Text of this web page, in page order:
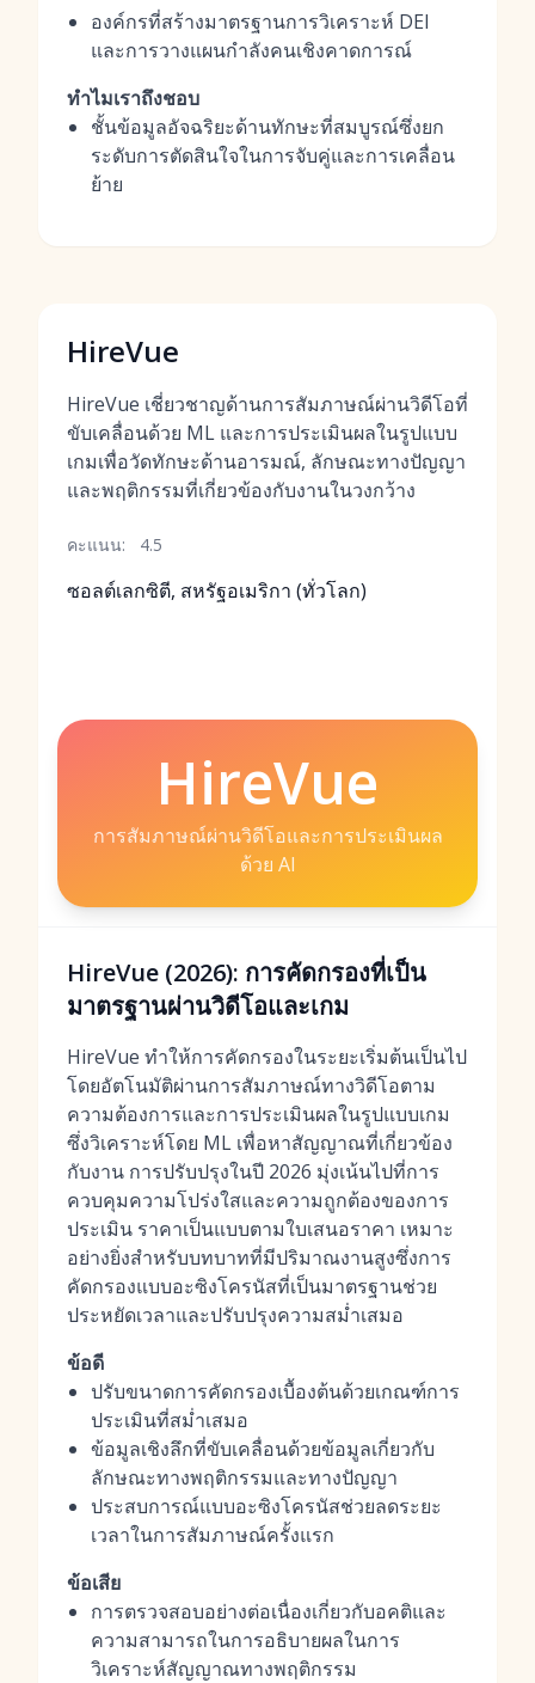
องค์กรที่สร้างมาตรฐานการวิเคราะห์ DEI
และการวางแผนกำลังคนเชิงคาดการณ์
ทำไมเราถึงชอบ
ชั้นข้อมูลอัจฉริยะด้านทักษะที่สมบูรณ์ซึ่งยก
ระดับการตัดสินใจในการจับคู่และการเคลื่อน
ย้าย
HireVue
HireVue เชี่ยวชาญด้านการสัมภาษณ์ผ่านวิดีโอที่
ขับเคลื่อนด้วย ML และการประเมินผลในรูปแบบ
เกมเพื่อวัดทักษะด้านอารมณ์, ลักษณะทางปัญญา
และพฤติกรรมที่เกี่ยวข้องกับงานในวงกว้าง
คะแนน: 4.5
ซอลต์เลกซิตี, สหรัฐอเมริกา (ทั่วโลก)
HireVue
การสัมภาษณ์ผ่านวิดีโอและการประเมินผล
ด้วย AI
HireVue (2026): การคัดกรองที่เป็น
มาตรฐานผ่านวิดีโอและเกม
HireVue ทำให้การคัดกรองในระยะเริ่มต้นเป็นไป
โดยอัตโนมัติผ่านการสัมภาษณ์ทางวิดีโอตาม
ความต้องการและการประเมินผลในรูปแบบเกม
ซึ่งวิเคราะห์โดย ML เพื่อหาสัญญาณที่เกี่ยวข้อง
กับงาน การปรับปรุงในปี 2026 มุ่งเน้นไปที่การ
ควบคุมความโปร่งใสและความถูกต้องของการ
ประเมิน ราคาเป็นแบบตามใบเสนอราคา เหมาะ
อย่างยิ่งสำหรับบทบาทที่มีปริมาณงานสูงซึ่งการ
คัดกรองแบบอะซิงโครนัสที่เป็นมาตรฐานช่วย
ประหยัดเวลาและปรับปรุงความสม่ำเสมอ
ข้อดี
ปรับขนาดการคัดกรองเบื้องต้นด้วยเกณฑ์การ
ประเมินที่สม่ำเสมอ
ข้อมูลเชิงลึกที่ขับเคลื่อนด้วยข้อมูลเกี่ยวกับ
ลักษณะทางพฤติกรรมและทางปัญญา
ประสบการณ์แบบอะซิงโครนัสช่วยลดระยะ
เวลาในการสัมภาษณ์ครั้งแรก
ข้อเสีย
การตรวจสอบอย่างต่อเนื่องเกี่ยวกับอคติและ
ความสามารถในการอธิบายผลในการ
วิเคราะห์สัญญาณทางพฤติกรรม